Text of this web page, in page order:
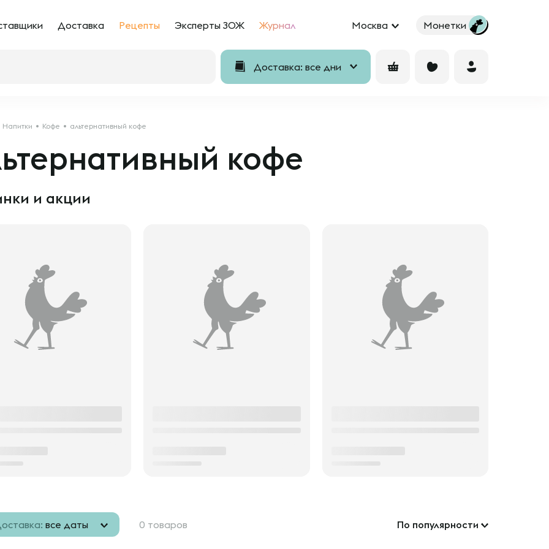
Доставка Рецепты Эксперты ЗОЖ Журнал Москва Монетки
Доставка: все дни
Напитки Кофе альтернативный кофе
кофе
и акции
все даты 0 товаров По популярности